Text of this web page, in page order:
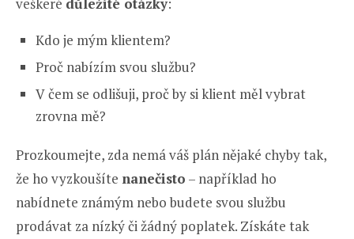
Kdo je mým klientem?
Proč nabízím svou službu?
V čem se odlišuji, proč by si klient měl vybrat
zrovna mě?
Prozkoumejte, zda nemá váš plán nějaké chyby tak,
že ho vyzkoušíte nanečisto – například ho
nabídnete známým nebo budete svou službu
prodávat za nízký či žádný poplatek. Získáte tak